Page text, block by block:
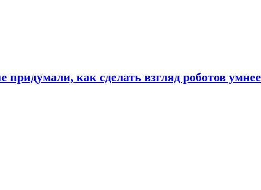
придумали, как сделать взгляд роботов умнее